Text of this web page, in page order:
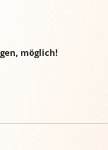
möglich!